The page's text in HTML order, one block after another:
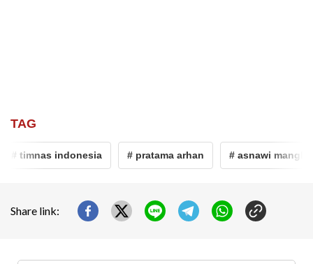
TAG
# timnas indonesia # pratama arhan # asnawi
Share link: